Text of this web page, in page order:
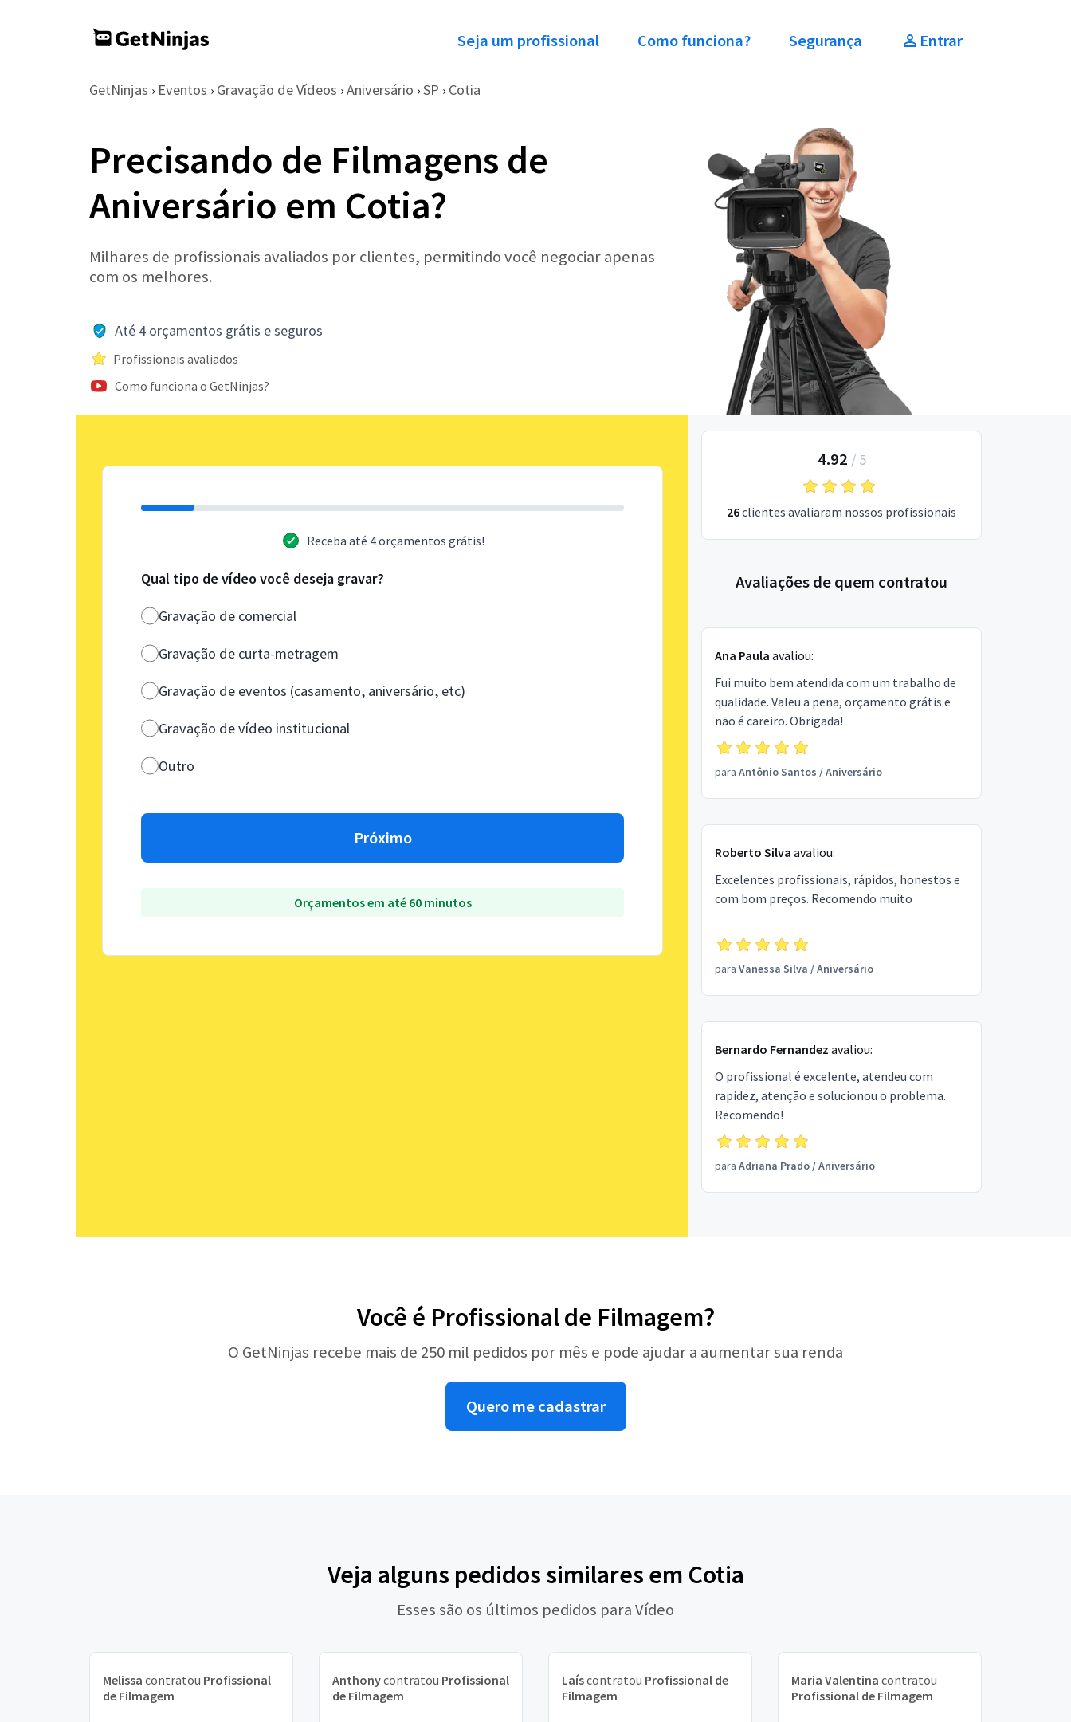
Seja um profissional Como funciona? Segurança Entrar
GetNinjas › Eventos › Gravação de Vídeos › Aniversário › SP › Cotia
Precisando de Filmagens de
Aniversário em Cotia?
Milhares de profissionais avaliados por clientes, permitindo você negociar apenas
com os melhores.
Até 4 orçamentos grátis e seguros
Profissionais avaliados
Como funciona o GetNinjas?
Receba até 4 orçamentos grátis!
Qual tipo de vídeo você deseja gravar?
Gravação de comercial
Gravação de curta-metragem
Gravação de eventos (casamento, aniversário, etc)
Gravação de vídeo institucional
Outro
Próximo
Orçamentos em até 60 minutos
4.92 / 5
26clientes avaliaram nossos profissionais
Avaliações de quem contratou
Ana Paula avaliou:
Fui muito bem atendida com um trabalho de
qualidade. Valeu a pena, orçamento grátis e
não é careiro. Obrigada!
para Antônio Santos /Aniversário
Roberto Silva avaliou:
Excelentes profissionais, rápidos, honestos e
com bom preços. Recomendo muito
para Vanessa Silva /Aniversário
Bernardo Fernandez avaliou:
O profissional é excelente, atendeu com
rapidez, atenção e solucionou o problema.
Recomendo!
para Adriana Prado/Aniversário
Você é Profissional de Filmagem?
O GetNinjas recebe mais de 250 mil pedidos por mês e pode ajudar a aumentar sua renda
Quero me cadastrar
Veja alguns pedidos similares em Cotia
Esses são os últimos pedidos para Vídeo
Melissa contratou Profissional
de Filmagem
Anthonycontratou Profissional
de Filmagem
Laíscontratou Profissional de
Filmagem
Maria Valentina contratou
Profissional de Filmagem